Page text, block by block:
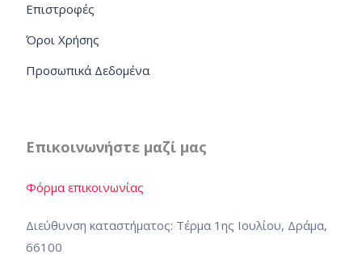
Επιστροφές
Όροι Χρήσης
Προσωπικά Δεδομένα
Επικοινωνήστε μαζί μας
Φόρμα επικοινωνίας
Διεύθυνση καταστήματος: Τέρμα 1ης Ιουλίου, Δράμα,
66100